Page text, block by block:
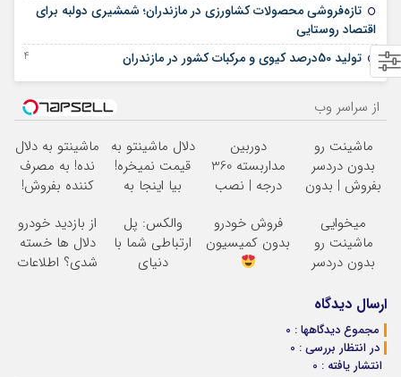
تازه‌فروشی محصولات کشاورزی در مازندران؛ شمشیری دولبه برای
اقتصاد روستایی
تولید 50درصد کیوی و مرکبات کشور در مازندران 14 دسامبر 2024
از سراسر وب
ماشینت رو
بدون دردسر
بفروش | بدون
دوربین
مداربسته 360
درجه | نصب
دلال ماشینتو به
قیمت نمیخره!
بیا اینجا به
بفروش*فقط
خریدار واقعی*
ماشینتو به دلال
نده! به مصرف
کننده بفروش!
یک تماس
میخوایی
ماشینت رو
بدون دردسر
کمیسیون
فروش خودرو
بدون کمیسیون
والکس: پل
ارتباطی شما با
دنیای
از بازدید خودرو
دلال ها خسته
شدی؟ اطلاعات
ارسال دیدگاه
مجموع دیدگاهها : 0
در انتظار بررسی : 0
انتشار یافته : 0